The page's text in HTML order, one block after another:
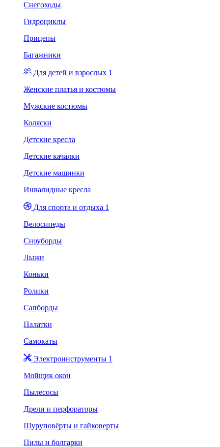
Снегоходы
Гидроциклы
Прицепы
Багажники
Для детей и взрослых 1
Женские платья и костюмы
Мужские костюмы
Коляски
Детские кресла
Детские качалки
Детские машинки
Инвалидные кресла
Для спорта и отдыха 1
Велосипеды
Сноуборды
Лыжи
Коньки
Ролики
Сапборды
Палатки
Самокаты
Электроинструменты 1
Мойщик окон
Пылесосы
Дрели и перфораторы
Шуруповёрты и гайковерты
Пилы и болгарки